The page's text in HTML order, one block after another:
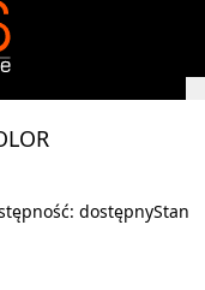
dostępnyStan